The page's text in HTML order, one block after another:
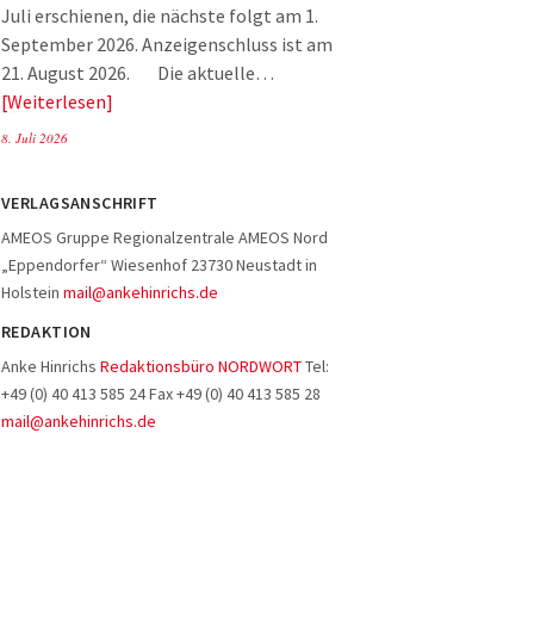
Juli erschienen, die nächste folgt am 1.
September 2026. Anzeigenschluss ist am
21. August 2026. Die aktuelle…
Weiterlesen
8. Juli 2026
VERLAGSANSCHRIFT
AMEOS Gruppe Regionalzentrale AMEOS Nord
„Eppendorfer“ Wiesenhof 23730 Neustadt in
Holstein mail@ankehinrichs.de
REDAKTION
Anke Hinrichs Redaktionsbüro NORDWORTTel:
+49 (0) 40 413 585 24 Fax +49 (0) 40 413 585 28
mail@ankehinrichs.de